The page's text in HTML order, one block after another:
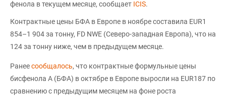
фенола в текущем месяце, сообщает ICIS.
Контрактные цены БФА в Европе в ноябре составила EUR1
854–1 904 за тонну, FD NWE (Северо-западная Европа), что на
124 за тонну ниже, чем в предыдущем месяце.
Ранеесообщалось, что контрактные формульные цены
бисфенола А (БФА) в октябре в Европе выросли на EUR187 по
сравнению с предыдущим месяцем на фоне роста